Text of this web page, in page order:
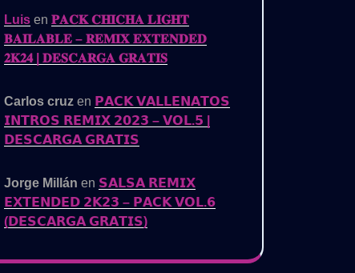
Luis en 𝐏𝐀𝐂𝐊 𝐂𝐇𝐈𝐂𝐇𝐀 𝐋𝐈𝐆𝐇𝐓
𝐁𝐀𝐈𝐋𝐀𝐁𝐋𝐄 – 𝐑𝐄𝐌𝐈𝐗 𝐄𝐗𝐓𝐄𝐍𝐃𝐄𝐃
𝟐𝐊𝟐𝟒 | 𝐃𝐄𝐒𝐂𝐀𝐑𝐆𝐀 𝐆𝐑𝐀𝐓𝐈𝐒
Carlos cruz en 𝗣𝗔𝗖𝗞 𝗩𝗔𝗟𝗟𝗘𝗡𝗔𝗧𝗢𝗦
𝗜𝗡𝗧𝗥𝗢𝗦 𝗥𝗘𝗠𝗜𝗫 𝟮𝟬𝟮𝟯 – 𝗩𝗢𝗟.𝟱 |
𝗗𝗘𝗦𝗖𝗔𝗥𝗚𝗔 𝗚𝗥𝗔𝗧𝗜𝗦
Jorge Millán en 𝗦𝗔𝗟𝗦𝗔 𝗥𝗘𝗠𝗜𝗫
𝗘𝗫𝗧𝗘𝗡𝗗𝗘𝗗 𝟮𝗞𝟮𝟯 – 𝗣𝗔𝗖𝗞 𝗩𝗢𝗟.𝟲
(𝗗𝗘𝗦𝗖𝗔𝗥𝗚𝗔 𝗚𝗥𝗔𝗧𝗜𝗦)